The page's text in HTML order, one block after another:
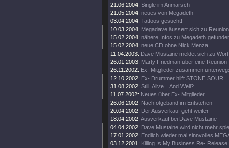
21.06.2004: Single im Anmarsch
21.05.2004: neues von Megadeth
03.04.2004: Tattoos gesucht!
10.03.2004: Megadave äussert sich zu Reunion
15.02.2004: nähere Infos zu Megadeth
15.02.2004: neue CD ohne Nick Menza
11.04.2003: Dave Mustaine meldet sich zu Wort
26.01.2003: Marty Friedman über eine Reunion
26.11.2002: Ex- Mitglieder zusammen
12.10.2002: Ex- Drummer hilft STONE SOUR
31.08.2002: Still, Alive... And Well?
11.07.2002: Neues über Ex- Mitglieder
26.06.2002: Nachfolgeband im Entstehen
20.04.2002: Der Ausverkauf geht weiter
18.04.2002: Ausverkauf bei Dave Mustaine
04.04.2002: Dave Mustaine wird nicht mehr
17.01.2002: Endlich wieder mal sinnvolles
03.12.2001: Killing Is My Business Re- Release